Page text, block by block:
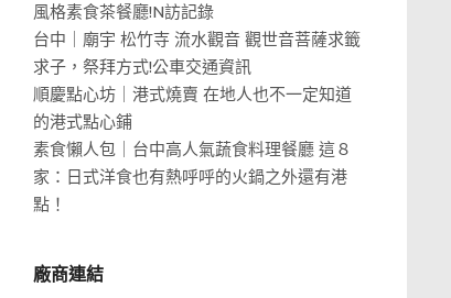
風格素食茶餐廳!N訪記錄
台中｜廟宇 松竹寺 流水觀音 觀世音菩薩求籤
求子，祭拜方式!公車交通資訊
順慶點心坊｜港式燒賣 在地人也不一定知道
的港式點心鋪
素食懶人包｜台中高人氣蔬食料理餐廳 這８
家：日式洋食也有熱呼呼的火鍋之外還有港
點！
廠商連結